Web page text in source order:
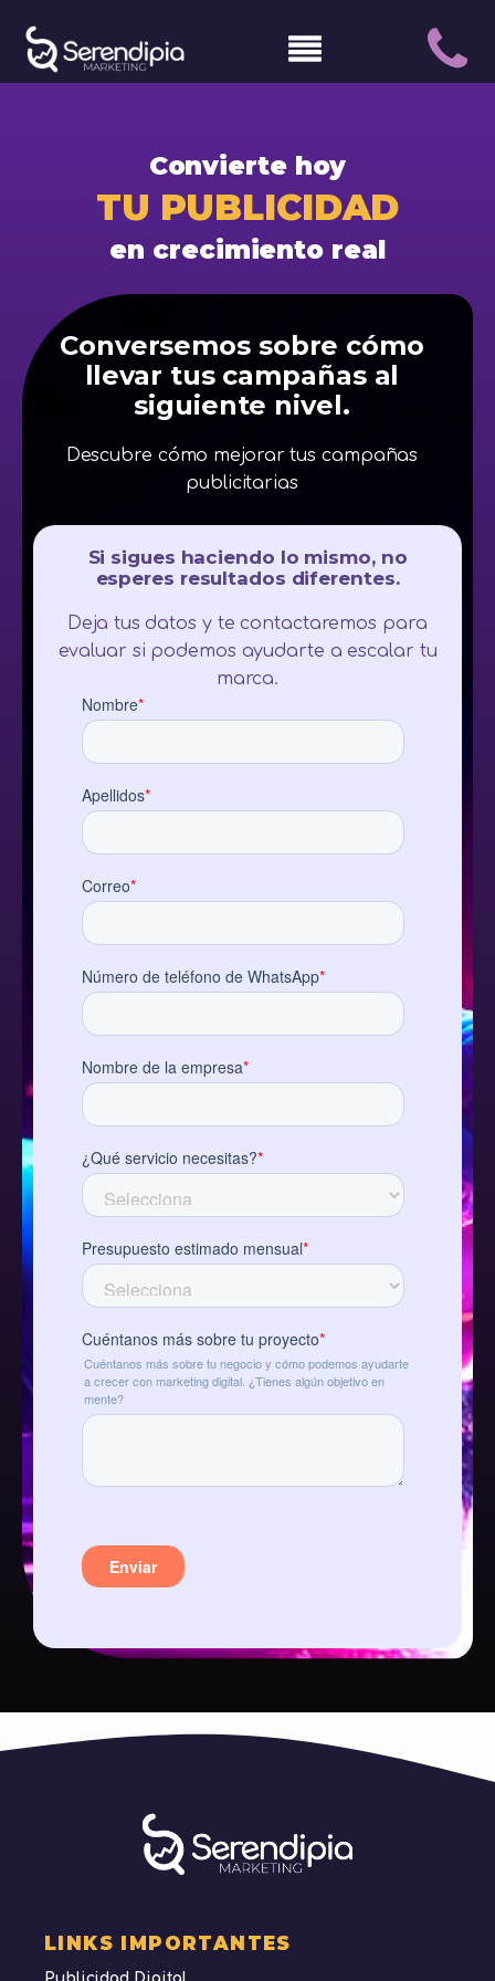
Convierte hoy
TU PUBLICIDAD
en crecimiento real
Conversemos sobre cómo
llevar tus campañas al
siguiente nivel.
Descubre cómo mejorar tus campañas
publicitarias
Si sigues haciendo lo mismo, no
esperes resultados diferentes.
Deja tus datos y te contactaremos para
evaluar si podemos ayudarte a escalar tu
marca.
LINKS IMPORTANTES